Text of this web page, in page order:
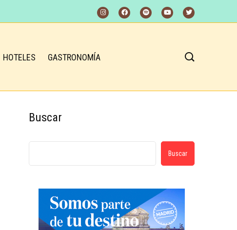
HOTELES GASTRONOMÍA
Buscar
Buscar